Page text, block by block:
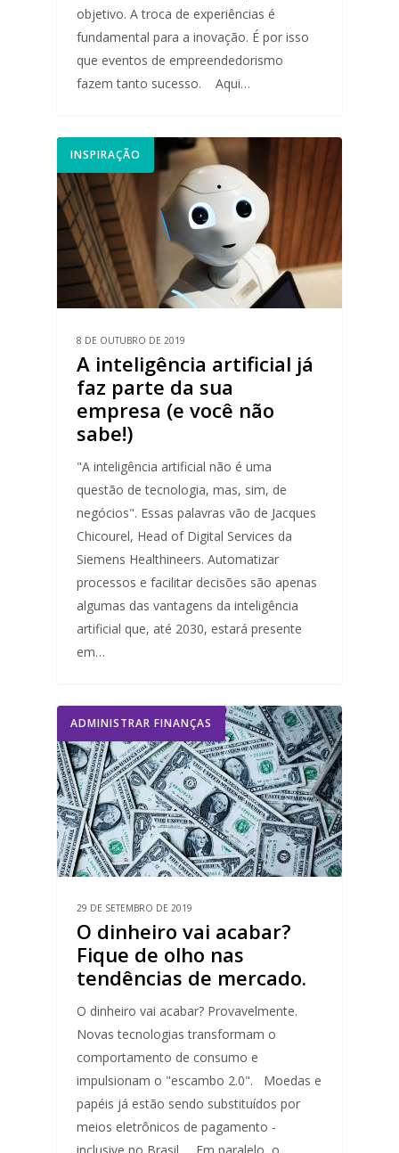
objetivo. A troca de experiências é
fundamental para a inovação. É por isso
que eventos de empreendedorismo
fazem tanto sucesso. Aqui…
INSPIRAÇÃO
8 DE OUTUBRO DE 2019
A inteligência artificial já
faz parte da sua
empresa (e você não
sabe!)
"A inteligência artificial não é uma
questão de tecnologia, mas, sim, de
negócios". Essas palavras vão de Jacques
Chicourel, Head of Digital Services da
Siemens Healthineers. Automatizar
processos e facilitar decisões são apenas
algumas das vantagens da inteligência
artificial que, até 2030, estará presente
em…
ADMINISTRAR FINANÇAS
29 DE SETEMBRO DE 2019
O dinheiro vai acabar?
Fique de olho nas
tendências de mercado.
O dinheiro vai acabar? Provavelmente.
Novas tecnologias transformam o
comportamento de consumo e
impulsionam o "escambo 2.0". Moedas e
papéis já estão sendo substituídos por
meios eletrônicos de pagamento -